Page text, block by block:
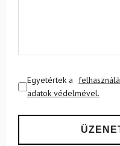
Egyetértek a
adatok védelmével.